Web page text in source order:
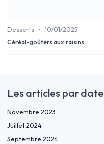
Desserts • 10/01/2025
Céréal-goûters aux raisins
Les articles par date
Novembre 2023
Juillet 2024
Septembre 2024